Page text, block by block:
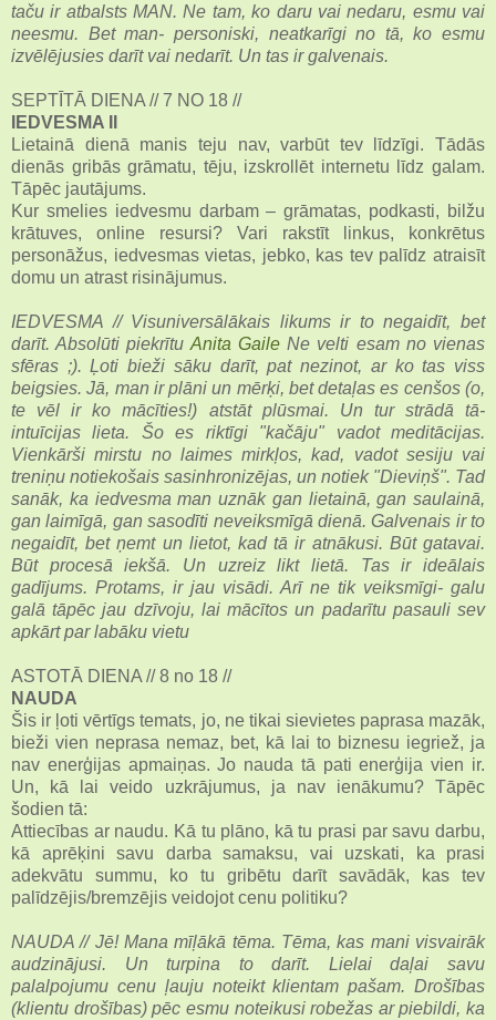
taču ir atbalsts MAN. Ne tam, ko daru vai nedaru, esmu vai
neesmu. Bet man- personiski, neatkarīgi no tā, ko esmu
izvēlējusies darīt vai nedarīt. Un tas ir galvenais.
SEPTĪTĀ DIENA // 7 NO 18 //
IEDVESMA II
Lietainā dienā manis teju nav, varbūt tev līdzīgi. Tādās
dienās gribās grāmatu, tēju, izskrollēt internetu līdz galam.
Tāpēc jautājums.
Kur smelies iedvesmu darbam – grāmatas, podkasti, bilžu
krātuves, online resursi? Vari rakstīt linkus, konkrētus
personāžus, iedvesmas vietas, jebko, kas tev palīdz atraisīt
domu un atrast risinājumus.
IEDVESMA // Visuniversālākais likums ir to negaidīt, bet
darīt. Absolūti piekrītu Anita GaileNe velti esam no vienas
sfēras ;). Ļoti bieži sāku darīt, pat nezinot, ar ko tas viss
beigsies. Jā, man ir plāni un mērķi, bet detaļas es cenšos (o,
te vēl ir ko mācīties!) atstāt plūsmai. Un tur strādā tā-
intuīcijas lieta. Šo es riktīgi "kačāju" vadot meditācijas.
Vienkārši mirstu no laimes mirkļos, kad, vadot sesiju vai
treniņu notiekošais sasinhronizējas, un notiek "Dieviņš". Tad
sanāk, ka iedvesma man uznāk gan lietainā, gan saulainā,
gan laimīgā, gan sasodīti neveiksmīgā dienā. Galvenais ir to
negaidīt, bet ņemt un lietot, kad tā ir atnākusi. Būt gatavai.
Būt procesā iekšā. Un uzreiz likt lietā. Tas ir ideālais
gadījums. Protams, ir jau visādi. Arī ne tik veiksmīgi- galu
galā tāpēc jau dzīvoju, lai mācītos un padarītu pasauli sev
apkārt par labāku vietu
ASTOTĀ DIENA // 8 no 18 //
NAUDA
Šis ir ļoti vērtīgs temats, jo, ne tikai sievietes paprasa mazāk,
bieži vien neprasa nemaz, bet, kā lai to biznesu iegriež, ja
nav enerģijas apmaiņas. Jo nauda tā pati enerģija vien ir.
Un, kā lai veido uzkrājumus, ja nav ienākumu? Tāpēc
šodien tā:
Attiecības ar naudu. Kā tu plāno, kā tu prasi par savu darbu,
kā aprēķini savu darba samaksu, vai uzskati, ka prasi
adekvātu summu, ko tu gribētu darīt savādāk, kas tev
palīdzējis/bremzējis veidojot cenu politiku?
NAUDA // Jē! Mana mīļākā tēma. Tēma, kas mani visvairāk
audzinājusi. Un turpina to darīt. Lielai daļai savu
palalpojumu cenu ļauju noteikt klientam pašam. Drošības
(klientu drošības) pēc esmu noteikusi robežas ar piebildi, ka